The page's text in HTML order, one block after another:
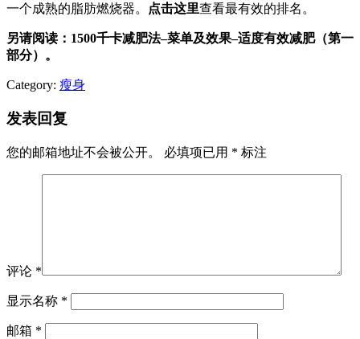
一个成熟的脂肪燃烧器。
点击这里查看最有效的排名。
另请阅读：1500千卡减肥法–菜单及效果–适度有效减肥（第一
部分）。
Category: 瘦身
发表回复
您的邮箱地址不会被公开。 必填项已用 * 标注
评论 *
显示名称 *
邮箱 *